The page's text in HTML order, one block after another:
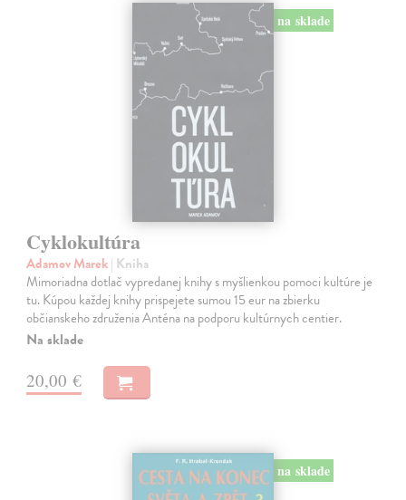
na sklade
Cyklokultúra
Adamov Marek| Kniha
Mimoriadna dotlač vypredanej knihy s myšlienkou pomoci kultúre je
tu. Kúpou každej knihy prispejete sumou 15 eur na zbierku
občianskeho združenia Anténa na podporu kultúrnych centier.
Na sklade
20,00 €
na sklade